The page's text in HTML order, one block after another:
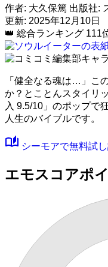
作者: 大久保篤 出版社:
更新: 2025年12月10日
👑 総合ランキング 111
「健全なる魂は…」こ
か？とことんスタイリ
入 9.5/10」 のポップで
人生のバイブルです。
auto_stories シーモアで無料試
エモスコアポ